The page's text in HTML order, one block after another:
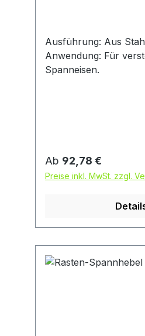
Ausführung: Aus
Anwendung: Für
Spanneisen.
Regulärer Preis:
Ab 92,78 €
Preise inkl. MwSt. zzgl.